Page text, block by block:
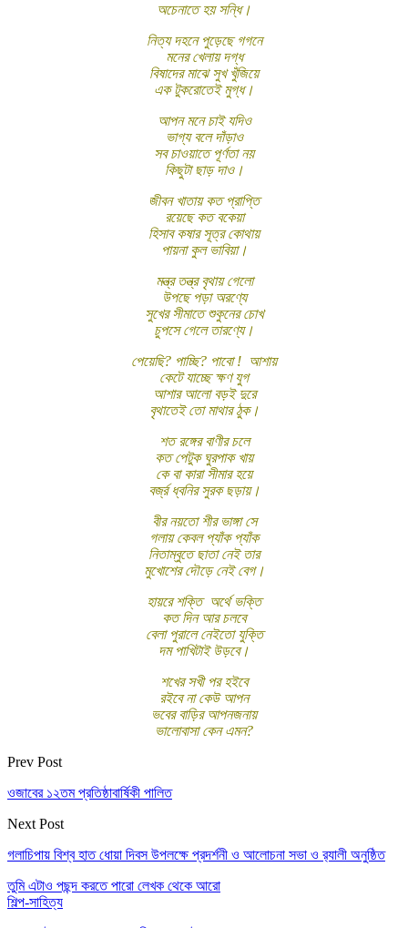
অচেনাতে হয় সন্ধি।
নিত্য দহনে পুড়েছে গগনে
মনের খেলায় দগ্ধ
বিষাদের মাঝে সুখ খুঁজিয়ে
এক টুকরোতেই মুগ্ধ।
আপন মনে চাই যদিও
ভাগ্য বলে দাঁড়াও
সব চাওয়াতে পূর্ণতা নয়
কিছুটা ছাড় দাও।
জীবন খাতায় কত প্রাপ্তি
রয়েছে কত বকেয়া
হিসাব কষার সূত্র কোথায়
পায়না কুল ভাবিয়া।
মন্ত্র তন্ত্র বৃথায় গেলো
উপছে পড়া অরণ্যে
সুখের সীমাতে শুকুনের চোখ
চুপসে গেলে তারণ্যে।
পেয়েছি? পাচ্ছি? পাবো ! আশায়
কেটে যাচ্ছে ক্ষণ যুগ
আশার আলো বড়ই দুরে
বৃথাতেই তো মাথার ঠুক।
শত রঙ্গের বাণীর চলে
কত পেটুক ঘুরপাক খায়
কে বা কারা সীমার হয়ে
বর্জ্র ধ্বনির সুরক ছড়ায়।
বীর নয়তো শীর ভাঙ্গা সে
গলায় কেবল প্যাঁক প্যাঁক
নিতাম্বুতে ছাতা নেই তার
মুখোশের দৌড়ে নেই বেগ।
হায়রে শক্তি অর্থে ভক্তি
কত দিন আর চলবে
বেলা পুরালে নেইতো যুক্তি
দম পাখিটাই উড়বে।
শখের সখী পর হইবে
রইবে না কেউ আপন
ভবের বাড়ির আপনজনায়
ভালোবাসা কেন এমন?
Prev Post
ওজাবের ১২তম প্রতিষ্ঠাবার্ষিকী পালিত
Next Post
গলাচিপায় বিশ্ব হাত ধোয়া দিবস উপলক্ষে প্রদর্শনী ও আলোচনা সভা ও র‍্যালী অনুষ্ঠিত
তুমি এটাও পছন্দ করতে পারো লেখক থেকে আরো
শিল্প-সাহিত্য